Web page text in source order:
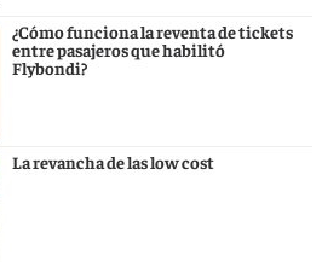
¿Cómo funciona la reventa de tickets
entre pasajeros que habilitó
Flybondi?
La revancha de las low cost